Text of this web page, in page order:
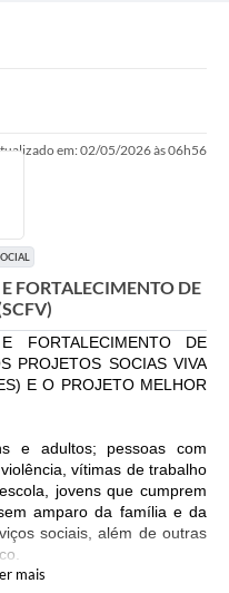
em: 02/05/2026 às 06h56
FORTALECIMENTO DE
FORTALECIMENTO DE
PROJETOS SOCIAS VIVA
E O PROJETO MELHOR
e adultos; pessoas com
vítimas de trabalho
jovens que cumprem
amparo da família e da
sociais, além de outras
mais